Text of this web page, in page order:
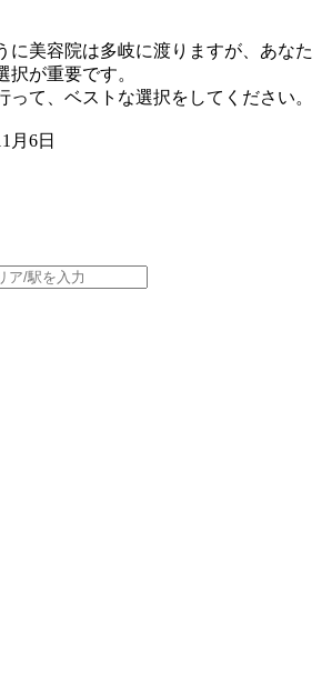
に美容院は多岐に渡りますが、あなた
が重要です。
って、ベストな選択をしてください。
月6日